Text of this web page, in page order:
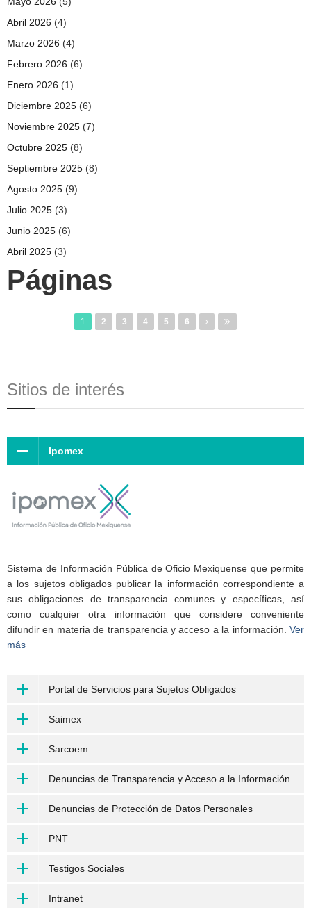
Abril 2026 (4)
Marzo 2026 (4)
Febrero 2026 (6)
Enero 2026 (1)
Diciembre 2025 (6)
Noviembre 2025 (7)
Octubre 2025 (8)
Septiembre 2025 (8)
Agosto 2025 (9)
Julio 2025 (3)
Junio 2025 (6)
Abril 2025 (3)
Páginas
1 2 3 4 5 6
Sitios de interés
Ipomex
Sistema de Información Pública de Oficio Mexiquense que permite
a los sujetos obligados publicar la información correspondiente a
sus obligaciones de transparencia comunes y específicas, así
como cualquier otra información que considere conveniente
difundir en materia de transparencia y acceso a la información. Ver
más
Portal de Servicios para Sujetos Obligados
Saimex
Sarcoem
Denuncias de Transparencia y Acceso a la Información
Denuncias de Protección de Datos Personales
PNT
Testigos Sociales
Intranet